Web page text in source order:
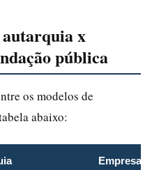
x
pública
os modelos de
abaixo:
Empresa